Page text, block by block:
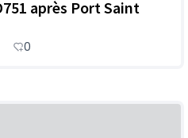
après Port Saint
0